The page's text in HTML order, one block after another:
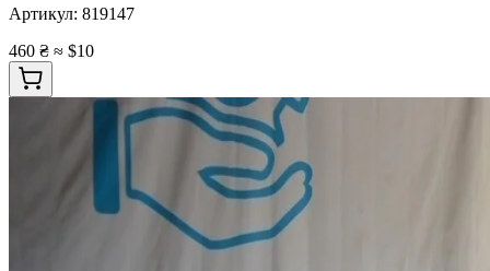
Артикул: 819147
460 ₴ ≈ $10